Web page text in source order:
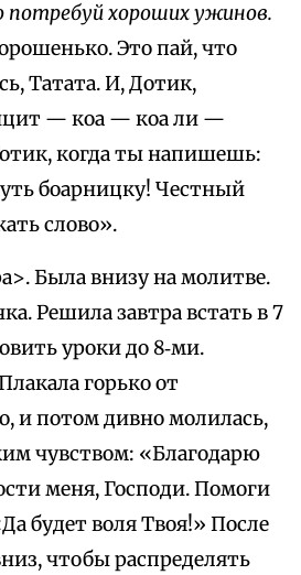
потребуй хороших ужинов.
Это пай, что
Татата. И, Дотик,
— коа — коа ли —
когда ты напишешь:
боарницку! Честный
слово».
Была внизу на молитве.
Решила завтра встать в 7
уроки до 8‑ми.
горько от
и потом дивно молилась,
чувством: «Благодарю
меня, Господи. Помоги
будет воля Твоя!» После
чтобы распределять